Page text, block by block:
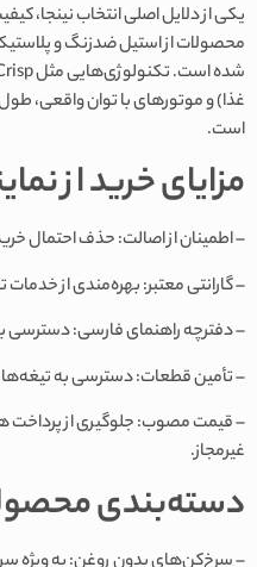
یکی از دلایل اصلی انتخاب نینجا،
محصولات از استیل ضدزنگ و
غذا) و موتورهای با توان واقعی، طول
است.
مزایای خرید از
– اطمینان از اصالت: حذف احتمال
– گارانتی معتبر: بهره‌مندی از
– دفترچه راهنمای فارسی:
– تأمین قطعات: دسترسی به تیغه‌ها،
– قیمت مصوب: جلوگیری از
غیرمجاز.
دسته‌بندی